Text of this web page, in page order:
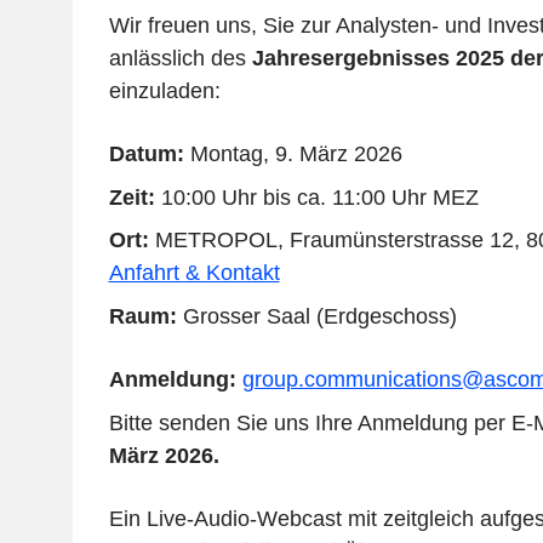
Wir freuen uns, Sie zur Analysten- und
anlässlich desJahresergebnisses 2025
einzuladen:
Datum: Montag, 9. März 2026
Zeit: 10:00 Uhr bis ca. 11:00 Uhr MEZ
Ort: METROPOL, Fraumünsterstrasse 12,
Anfahrt & Kontakt
Raum: Grosser Saal (Erdgeschoss)
Anmeldung:
Bitte senden Sie uns Ihre Anmeldung per E-
März 2026.
Ein Live-Audio-Webcast mit zeitgleich